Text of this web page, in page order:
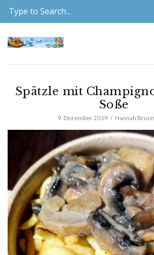
Spätzle mit
Soße
9. Dezember 2019 Hannah